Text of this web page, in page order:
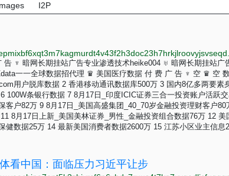
I2P
告 ♆ 暗网长期挂站广告专业渗透技术heike004 ♅ 暗网长期挂站
一一全球数据招代理 ♛ 美国医疗数据 付 费 广 告 ♆ 空 ♛ 空
用户脱库数据 2 香港移动通讯数据库500万 3 国内8亿多两要
100W条银行数据 7 8月17日_印度ICIC证券三合一投资账户活跃
客户82万 9 8月17日_美国高盛集团_40_70岁金融投资理财客户
8月17日上新_美国美林证券_男性_金融投资组合数据76万 12
健数据25万 14 最新美国消费者数据2600万 15 江苏小区业主信
看中国：面临压力习近平让步